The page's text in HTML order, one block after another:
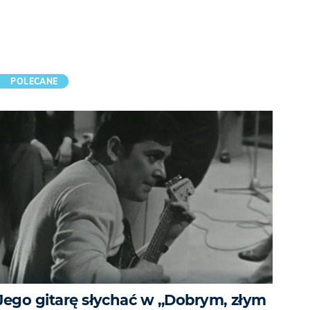
POLECANE
gitarę słychać w „Dobrym, złym